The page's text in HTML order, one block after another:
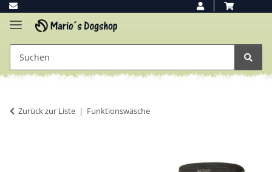
Zurück zur Liste Funktionswäsche